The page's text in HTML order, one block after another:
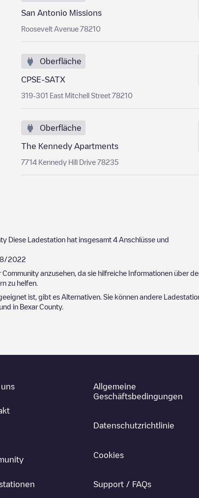
San Antonio Missions
Roosevelt Avenue 78210
Oberfläche
CPSE-SATX
319-301 East Mitchell Street 78210
Oberfläche
The Kennedy Apartments
7714 Kennedy Hill Drive 78235
Diese Ladestation hat insgesamt 4 Anschlüsse und
2022
anzusehen, da sie hilfreiche Informationen über
zu helfen.
ist, gibt es Alternativen. Sie können andere
in Bexar County.
Allgemeine
Geschäftsbedingungen
Datenschutzrichtlinie
Cookies
Support / FAQs